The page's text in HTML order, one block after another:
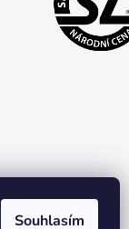
Souhlasím